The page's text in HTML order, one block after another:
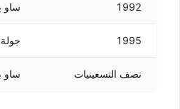
1992 ساو
1995
نصف التسعينيات ساو